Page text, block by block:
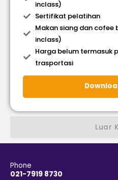
Luar
inclass)
Sertifikat pelatihan
Makan siang dan cofee
inclass)
Harga belum termasuk
trasportasi
Phone
021-7919 8730